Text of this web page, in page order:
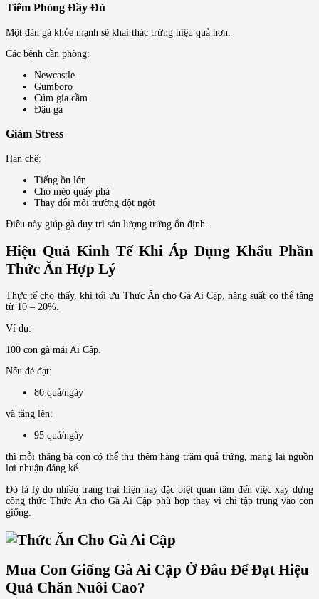
Tiêm Phòng Đầy Đủ
Một đàn gà khỏe mạnh sẽ khai thác trứng hiệu quả hơn.
Các bệnh cần phòng:
Newcastle
Gumboro
Cúm gia cầm
Đậu gà
Giảm Stress
Hạn chế:
Tiếng ồn lớn
Chó mèo quấy phá
Thay đổi môi trường đột ngột
Điều này giúp gà duy trì sản lượng trứng ổn định.
Hiệu Quả Kinh Tế Khi Áp Dụng Khẩu Phần
Thức Ăn Hợp Lý
Thực tế cho thấy, khi tối ưu Thức Ăn cho Gà Ai Cập, năng suất có thể tăng
từ 10 – 20%.
Ví dụ:
100 con gà mái Ai Cập.
Nếu đẻ đạt:
80 quả/ngày
và tăng lên:
95 quả/ngày
thì mỗi tháng bà con có thể thu thêm hàng trăm quả trứng, mang lại nguồn
lợi nhuận đáng kể.
Đó là lý do nhiều trang trại hiện nay đặc biệt quan tâm đến việc xây dựng
công thức Thức Ăn cho Gà Ai Cập phù hợp thay vì chỉ tập trung vào con
giống.
Mua Con Giống Gà Ai Cập Ở Đâu Để Đạt Hiệu
Quả Chăn Nuôi Cao?